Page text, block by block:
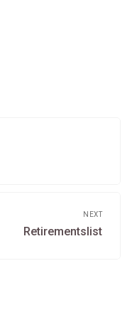
NEXT
Next
Retirementslist